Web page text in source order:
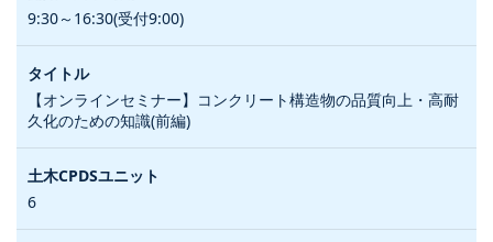
9:30～16:30(受付9:00)
【オンラインセミナー】コンクリート構造物の品質向上・高耐
久化のための知識(前編)
6